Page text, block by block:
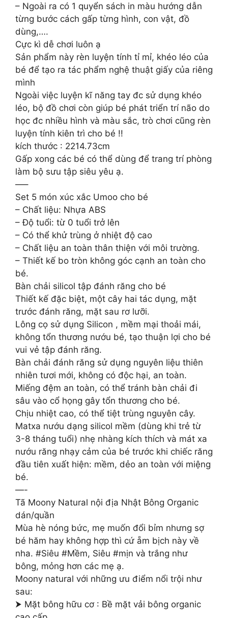
– Ngoài ra có 1 quyển sách in màu hướng dẫn
từng bước cách gấp từng hình, con vật, đồ
dùng,….
Cực kì dễ chơi luôn ạ
Sản phẩm này rèn luyện tính tỉ mỉ, khéo léo của
bé để tạo ra tác phẩm nghệ thuật giấy của riêng
mình
Ngoài việc luyện kĩ năng tay đc sử dụng khéo
léo, bộ đồ chơi còn giúp bé phát triển trí não do
học đc nhiều hình và màu sắc, trò chơi cũng rèn
luyện tính kiên trì cho bé !!
kích thước : 2214.73cm
Gấp xong các bé có thể dùng để trang trí phòng
làm bộ sưu tập siêu yêu ạ.
—–
Set 5 món xúc xắc Umoo cho bé
– Chất liệu: Nhựa ABS
– Độ tuổi: từ 0 tuổi trở lên
– Có thể khử trùng ở nhiệt độ cao
– Chất liệu an toàn thân thiện với môi trường.
– Thiết kế bo tròn không góc cạnh an toàn cho
bé.
Bàn chải silicol tập đánh răng cho bé
Thiết kế đặc biệt, một cây hai tác dụng, mặt
trước đánh răng, mặt sau rơ lưỡi.
Lông cọ sử dụng Silicon , mềm mại thoải mái,
không tổn thương nướu bé, tạo thuận lợi cho bé
vui vẻ tập đánh răng.
Bàn chải đánh răng sử dụng nguyên liệu thiên
nhiên tươi mới, không có độc hại, an toàn.
Miếng đệm an toàn, có thể tránh bàn chải đi
sâu vào cổ họng gây tổn thương cho bé.
Chịu nhiệt cao, có thể tiệt trùng nguyên cây.
Matxa nướu dạng silicol mềm (dùng khi trẻ từ
3-8 tháng tuổi) nhẹ nhàng kích thích và mát xa
nướu răng nhạy cảm của bé trước khi chiếc răng
đầu tiên xuất hiện: mềm, dẻo an toàn với miệng
bé.
—-
Tã Moony Natural nội địa Nhật Bông Organic
dán/quần
Mùa hè nóng bức, mẹ muốn đổi bỉm nhưng sợ
bé hăm hay không hợp thì cứ ẵm bịch này về
nha. #Siêu #Mềm, Siêu #mịn và trắng như
bông, mỏng hơn các mẹ ạ.
Moony natural với những ưu điểm nổi trội như
sau:
⮞ Mặt bông hữu cơ : Bề mặt vải bông organic